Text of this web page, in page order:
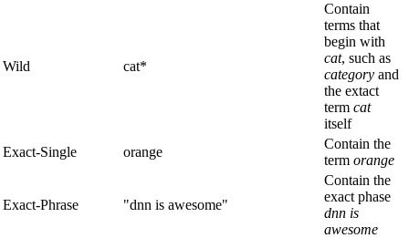
Wild cat*
Contain
terms that
begin with
cat, such as
category and
the extact
term cat
itself
Exact-Single
orange
Contain the
term orange
Exact-Phrase "dnn is awesome"
Contain the
exact phase
dnn is
awesome